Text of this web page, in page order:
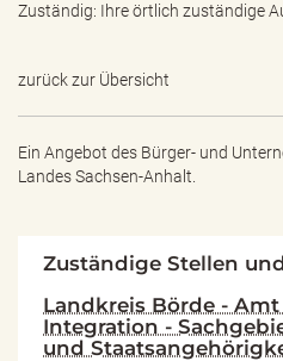
Zuständig: Ihre örtlich zuständige
zurück zur Übersicht
Ein Angebot des Bürger- und
Landes Sachsen-Anhalt.
Zuständige Stellen
Landkreis Börde -
Integration -
und